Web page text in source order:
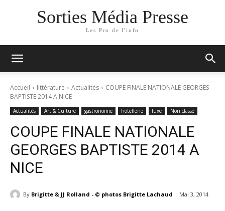
Sorties Média Presse
Les Pro de l'info
Accueil littérature Actualités
COUPE FINALE NATIONALE GEORGES
BAPTISTE 2014 A NICE
Actualités Art & Culture gastronomie hotellerie luxe Non classé
COUPE FINALE NATIONALE
GEORGES BAPTISTE 2014 A
NICE
By Brigitte & JJ Rolland - © photos Brigitte Lachaud Mai 3, 2014